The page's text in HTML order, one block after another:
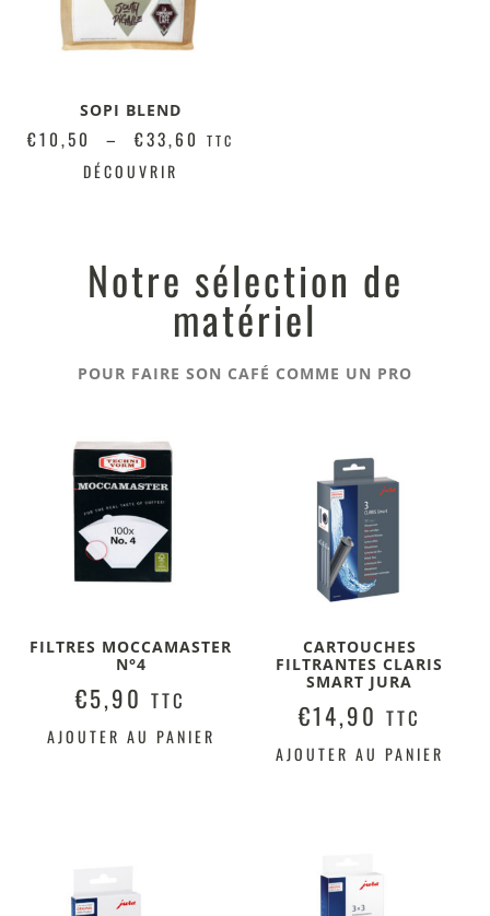
SOPI BLEND
€10,50 – €33,60 TTC
DÉCOUVRIR
Notre sélection de
matériel
POUR FAIRE SON CAFÉ COMME UN PRO
FILTRES MOCCAMASTER
N°4
€5,90 TTC
AJOUTER AU PANIER
CARTOUCHES
FILTRANTES CLARIS
SMART JURA
€14,90 TTC
AJOUTER AU PANIER